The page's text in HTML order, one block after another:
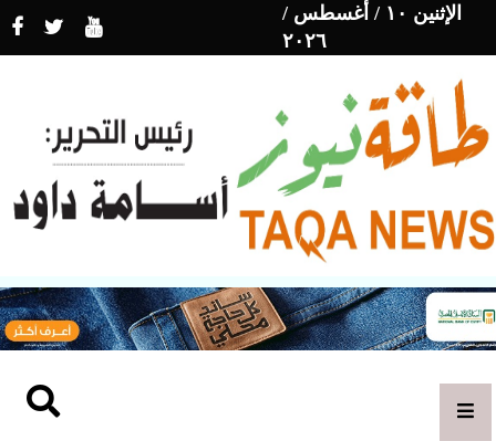
الإثنين ١٠ / أغسطس /
٢٠٢٦